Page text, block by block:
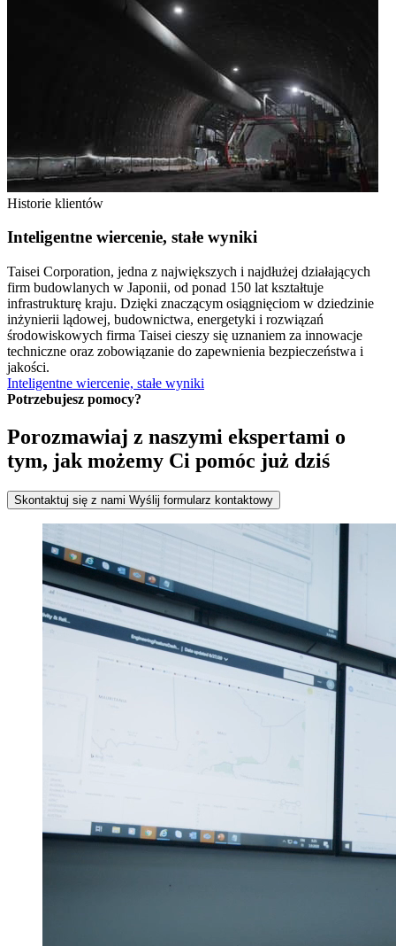
Historie klientów
Inteligentne wiercenie, stałe wyniki
Taisei Corporation, jedna z największych i najdłużej działających
firm budowlanych w Japonii, od ponad 150 lat kształtuje
infrastrukturę kraju. Dzięki znaczącym osiągnięciom w dziedzinie
inżynierii lądowej, budownictwa, energetyki i rozwiązań
środowiskowych firma Taisei cieszy się uznaniem za innowacje
techniczne oraz zobowiązanie do zapewnienia bezpieczeństwa i
jakości.
Inteligentne wiercenie, stałe wyniki
Potrzebujesz pomocy?
Porozmawiaj z naszymi ekspertami o
tym, jak możemy Ci pomóc już dziś
Skontaktuj się z nami Wyślij formularz kontaktowy